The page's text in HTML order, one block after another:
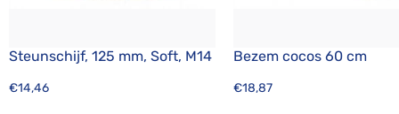
Steunschijf, 125 mm, Soft, M14
€14,46
Bezem cocos 60 cm
€18,87